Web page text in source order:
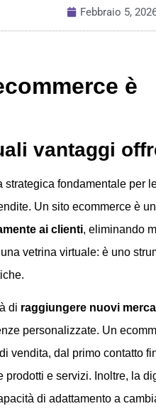
Febbraio 5,
è
vantaggi
strategica fondamentale per
Un sito ecommerce è
ai clienti, eliminando
vetrina virtuale: è uno
di raggiungere nuovi
personalizzate. Un
vendita, dal primo contatto
e servizi. Inoltre, la
di adattamento a